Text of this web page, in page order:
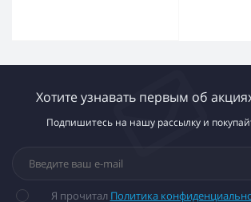
Хотите узнавать первым об
Подпишитесь на нашу рассылку и
Я прочитал Политика